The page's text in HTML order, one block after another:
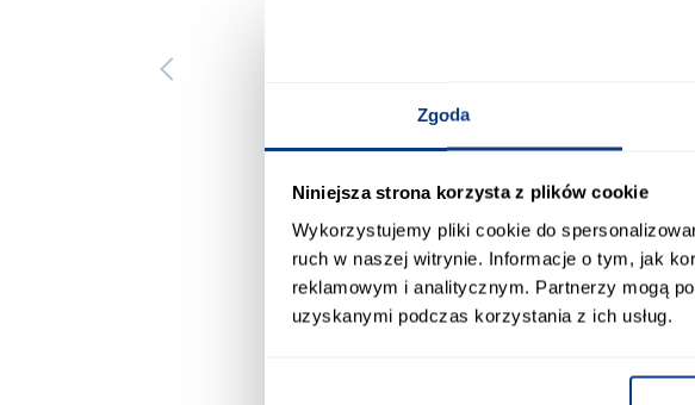
Zgoda
Niniejsza strona korzysta z plików cookie
Wykorzystujemy pliki cookie do
ruch w naszej witrynie. Informacje o tym, jak
reklamowym i analitycznym. Partnerzy mogą
uzyskanymi podczas korzystania z ich usług.